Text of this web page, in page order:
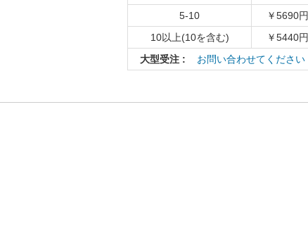
5-10
￥5690円
10以上(10を含む)
￥5440円
大型受注 : お問い合わせてください